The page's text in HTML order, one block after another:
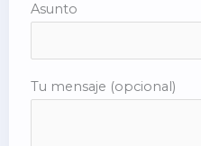
Asunto
Tu mensaje (opcional)